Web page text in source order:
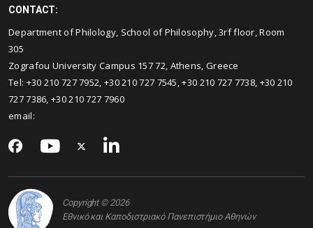
CONTACT:
Department of Philology, School of Philosophy, 3rf floor, Room
305
Zografou University Campus 157 72, Athens, Greece
Τel: +30 210 727 7952, +30 210 727 7545, +30 210 727 7738, +30 210
727 7386, +30 210 727 7960
email:
Copyright © 2026
Εθνικό και Καποδιστριακό Πανεπιστήμιο Αθηνών